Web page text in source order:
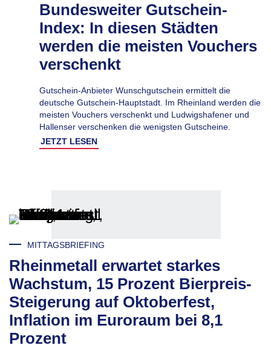
Bundesweiter Gutschein-
Index: In diesen Städten
werden die meisten Vouchers
verschenkt
Gutschein-Anbieter Wunschgutschein ermittelt die
deutsche Gutschein-Hauptstadt. Im Rheinland werden die
meisten Vouchers verschenkt und Ludwigshafener und
Hallenser verschenken die wenigsten Gutscheine.
JETZT LESEN
MITTAGSBRIEFING
Rheinmetall erwartet starkes
Wachstum, 15 Prozent Bierpreis-
Steigerung auf Oktoberfest,
Inflation im Euroraum bei 8,1
Prozent